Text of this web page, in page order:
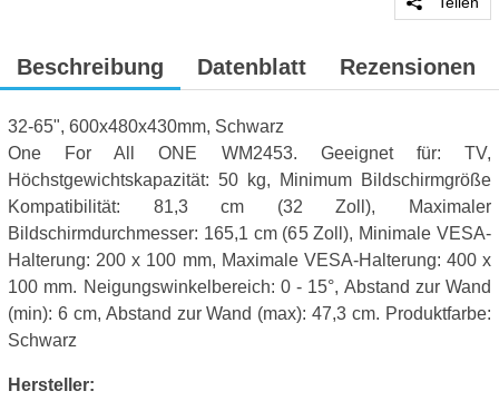
Beschreibung Datenblatt Rezensionen
32-65", 600x480x430mm, Schwarz
One For All ONE WM2453. Geeignet für: TV,
Höchstgewichtskapazität: 50 kg, Minimum Bildschirmgröße
Kompatibilität: 81,3 cm (32 Zoll), Maximaler
Bildschirmdurchmesser: 165,1 cm (65 Zoll), Minimale VESA-
Halterung: 200 x 100 mm, Maximale VESA-Halterung: 400 x
100 mm. Neigungswinkelbereich: 0 - 15°, Abstand zur Wand
(min): 6 cm, Abstand zur Wand (max): 47,3 cm. Produktfarbe:
Schwarz
Hersteller: